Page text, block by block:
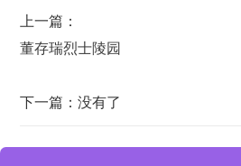
上一篇：
董存瑞烈士陵园
下一篇：没有了